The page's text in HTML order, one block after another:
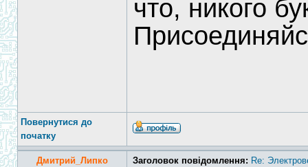
что, никого
Повернутися до
початку
Дмитрий_Липко Заголовок повідомлення: Re: